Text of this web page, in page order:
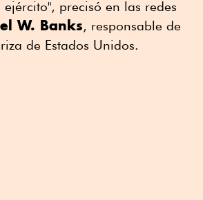
precisó en las redes
W. Banks, responsable de
de Estados Unidos.